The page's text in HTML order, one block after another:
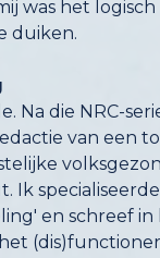
duiken.
Na die NRC-
van een
specialiseerde mij
en schreef in
Bopz. De zorg
regeert nog